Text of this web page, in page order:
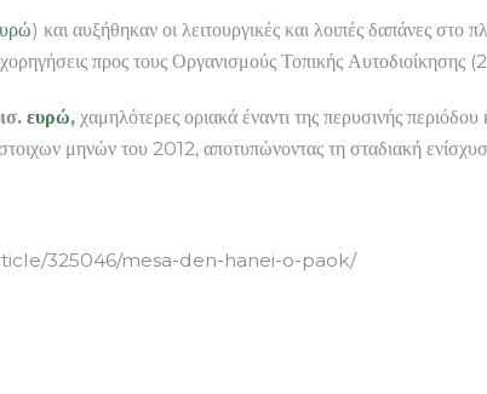
) και αυξήθηκαν οι λειτουργικές και λοιπές δαπάνες
προς τους Οργανισμούς Τοπικής Αυτοδιοίκησης
ευρώ, χαμηλότερες οριακά έναντι της περυσινής
μηνών του 2012, αποτυπώνοντας τη σταδιακή
325046/mesa-den-hanei-o-paok/